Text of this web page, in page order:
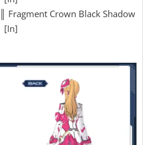
Fragment Crown Black Shadow
[In]